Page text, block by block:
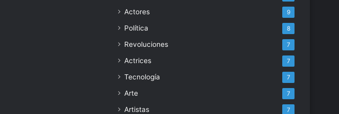
Actores 9
Política 8
Revoluciones 7
Actrices 7
Tecnología 7
Arte 7
Artistas 7